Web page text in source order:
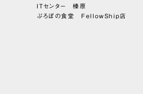
ITセンター 榛原
ぷろぼの食堂 FellowShip店